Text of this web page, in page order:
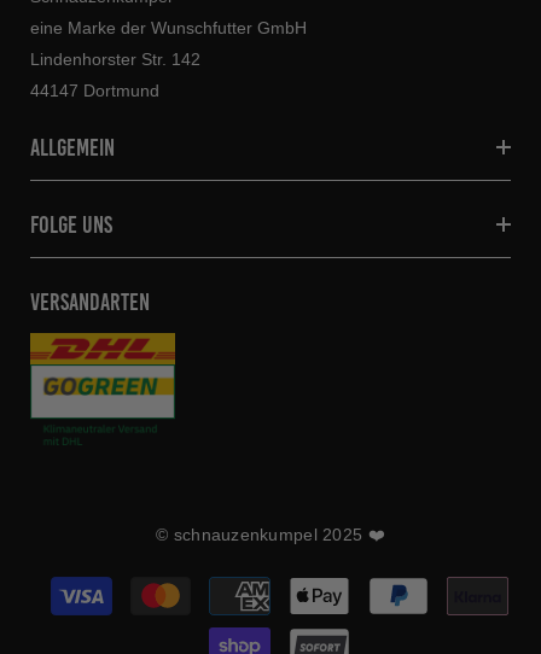
eine Marke der Wunschfutter GmbH
Lindenhorster Str. 142
44147 Dortmund
allgemein
folge uns
VERSANDARTEN
© schnauzenkumpel 2025 ❤️
Zahlungsarten